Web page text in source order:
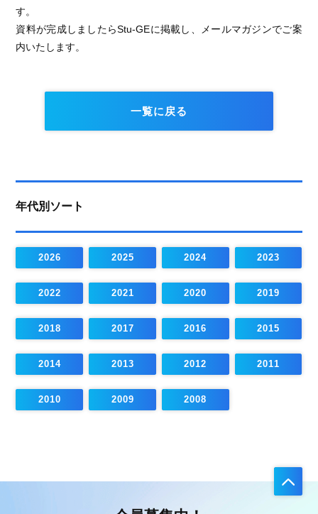
す。
資料が完成しましたらStu-GEに掲載し、メールマガジンでご案
内いたします。
一覧に戻る
年代別ソート
2026 2025 2024 2023
2022 2021 2020 2019
2018 2017 2016 2015
2014 2013 2012 2011
2010 2009 2008